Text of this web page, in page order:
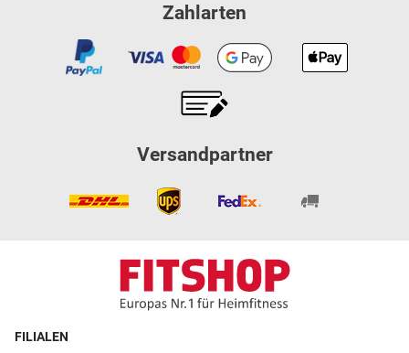
Zahlarten
Versandpartner
FILIALEN